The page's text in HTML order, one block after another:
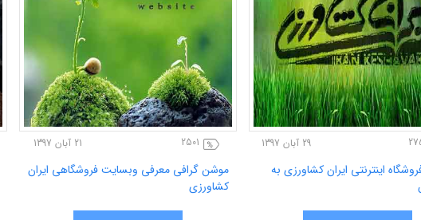
2759 29 آبان 1397
خدمات فروشگاه اینترنتی ایران کشاورزی به
کشاورزان
3 آذر 1397
اینترنتی ایران کشاورزی به
و خانه دار ها